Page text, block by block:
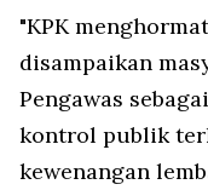
"KPK
disampaikan
Pengawas
kontrol publik
kewenangan